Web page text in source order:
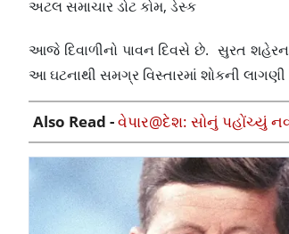
અટલ સમાચાર ડોટ કોમ, ડેસ્ક
આજે દિવાળીનો પાવન દિવસે છે. સુરત
આ ઘટનાથી સમગ્ર વિસ્તારમાં શોકની
Also Read -વેપાર@દેશ: સોનું પહોંચ્યું